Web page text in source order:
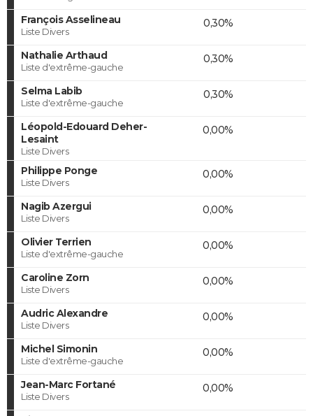
François Asselineau
Liste Divers
0,30%
Nathalie Arthaud
Liste d'extrême-gauche
0,30%
Selma Labib
Liste d'extrême-gauche
0,30%
Léopold-Edouard Deher-
Lesaint
Liste Divers
0,00%
Philippe Ponge
Liste Divers
0,00%
Nagib Azergui
Liste Divers
0,00%
Olivier Terrien
Liste d'extrême-gauche
0,00%
Caroline Zorn
Liste Divers
0,00%
Audric Alexandre
Liste Divers
0,00%
Michel Simonin
Liste d'extrême-gauche
0,00%
Jean-Marc Fortané
Liste Divers
0,00%